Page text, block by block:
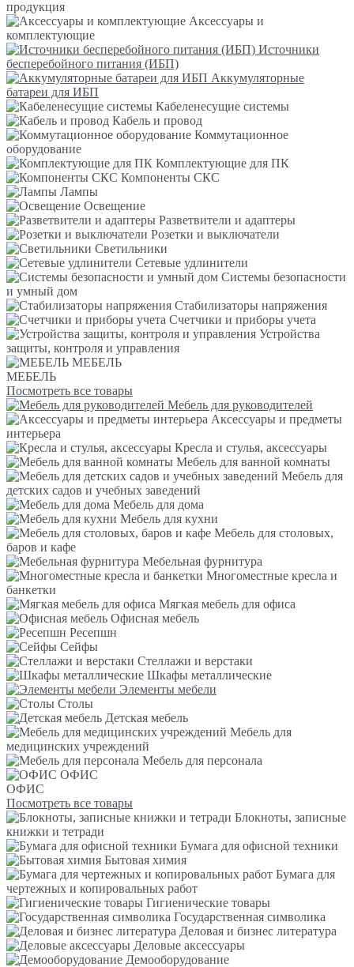
продукция
Аксессуары и
комплектующие
Источники
бесперебойного питания (ИБП)
Аккумуляторные
батареи для ИБП
Кабеленесущие системы
Кабель и провод
Коммутационное
оборудование
Комплектующие для ПК
Компоненты СКС
Лампы
Освещение
Разветвители и адаптеры
Розетки и выключатели
Светильники
Сетевые удлинители
Системы безопасности
и умный дом
Стабилизаторы напряжения
Счетчики и приборы учета
Устройства
защиты, контроля и управления
МЕБЕЛЬ
МЕБЕЛЬ
Посмотреть все товары
Мебель для руководителей
Аксессуары и предметы
интерьера
Кресла и стулья, аксессуары
Мебель для ванной комнаты
Мебель для
детских садов и учебных заведений
Мебель для дома
Мебель для кухни
Мебель для столовых,
баров и кафе
Мебельная фурнитура
Многоместные кресла и
банкетки
Мягкая мебель для офиса
Офисная мебель
Ресепшн
Сейфы
Стеллажи и верстаки
Шкафы металлические
Элементы мебели
Столы
Детская мебель
Мебель для
медицинских учреждений
Мебель для персонала
ОФИС
ОФИС
Посмотреть все товары
Блокноты, записные
книжки и тетради
Бумага для офисной техники
Бытовая химия
Бумага для
чертежных и копировальных работ
Гигиенические товары
Государственная символика
Деловая и бизнес литература
Деловые аксессуары
Демооборудование